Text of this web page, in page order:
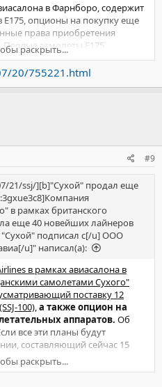
пассажиров.в Фарнборо, содержит
E175, опционы на покупку еще
права приобретения
самолеты E175
в сентябре 2011 года. Весь
к марту 2017 года,
лайнеров
конкурентом
100 («Сухой Суперджет
самолетов, до сих пор
раскрыть...
20/755221.html
#9
21/ssj/][b]"Сухой" продал еще
в рамках британского
еще 40 новейших лайнеров
"Сухой" подписал с[/u] ООО
u]" написал(а):
в рамках авиасалона в
самолетами Сухого"
поставку 12
100) а также опцион на
аппаратов. Об
все эти планы будут
составляющий сейчас 15
раскрыть...